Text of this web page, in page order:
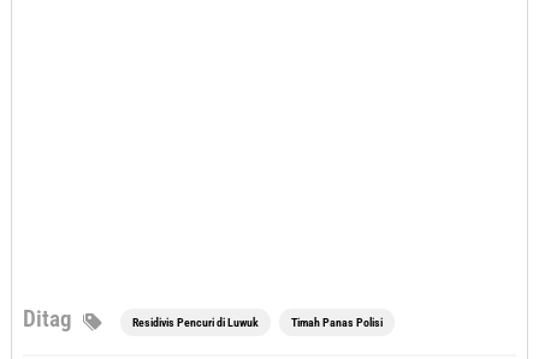
Ditag Residivis Pencuri di Luwuk Timah Panas Polisi